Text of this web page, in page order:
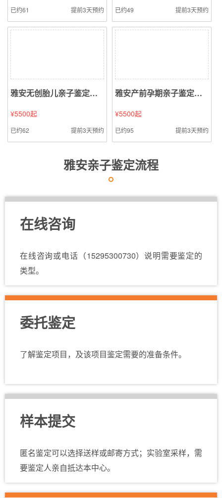
已约61 提前3天预约 已约49 提前3天预约
雅安无创胎儿亲子鉴定（静脉血样本鉴定）
¥5500起
已约62 提前3天预约
雅安产前孕期亲子鉴定（无创亲子鉴定无创亲子鉴定样本鉴定）
¥5500起
已约95 提前3天预约
雅安亲子鉴定流程
在线咨询
在线咨询或电话（15295300730）说明需要鉴定的
类型。
委托鉴定
了解鉴定项目，及该项目鉴定需要的准备条件。
样本提交
匿名鉴定可以选择送样或邮寄方式；实验室采样，需
要鉴定人亲自抵达本中心。